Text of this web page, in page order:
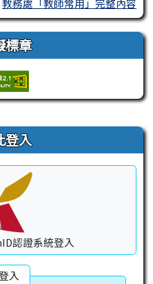
標章
登入
認證系統登入
入